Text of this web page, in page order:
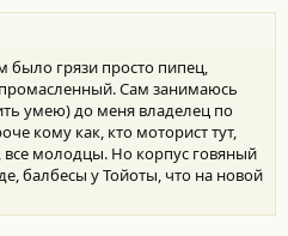
было грязи просто пипец,
Сам занимаюсь
умею) до меня владелец по
кому как, кто моторист тут,
все молодцы. Но корпус говяный
балбесы у Тойоты, что на новой